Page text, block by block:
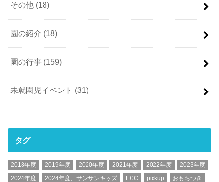
その他 (18)
園の紹介 (18)
園の行事 (159)
未就園児イベント (31)
タグ
2018年度 2019年度 2020年度 2021年度 2022年度
2023年度
2024年度
2024年度、サンサンキッズ ECC pickup
おもちつき